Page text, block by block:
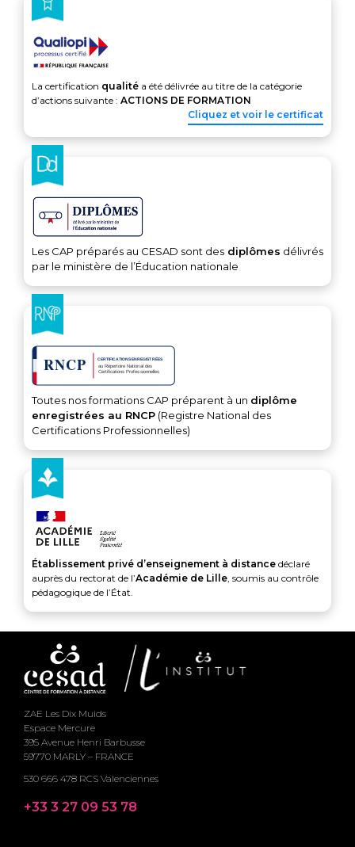
La certification qualité a été délivrée au titre de la catégorie
d’actions suivante : ACTIONS DE FORMATION
Cliquez et voir le certificat
Les CAP préparés au CESAD sont des diplômes délivrés
par le ministère de l’Éducation nationale
Toutes nos formations CAP préparent à un diplôme
enregistrées au RNCP (Registre National des
Certifications Professionnelles)
Établissement privé d’enseignement à distance déclaré
auprès du rectorat de l’Académie de Lille , soumis au contrôle
pédagogique de l’État.
ZAE Les Dix Muids
Espace Mercure
395 Avenue Henri Barbusse
59770 MARLY – FRANCE
530 666 478 RCS Valenciennes
+33 3 27 09 53 78